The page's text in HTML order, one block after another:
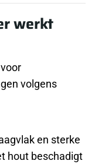
werkt
volgens
en sterke
hout beschadigt